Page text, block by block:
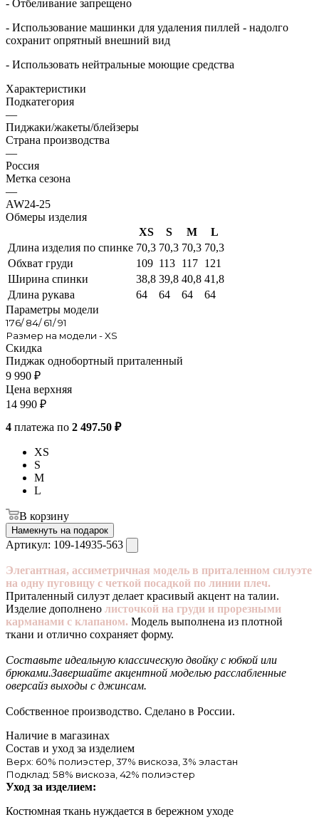
- Отбеливание запрещено
- Использование машинки для удаления пиллей - надолго
сохранит опрятный внешний вид
- Использовать нейтральные моющие средства
Характеристики
Подкатегория
—
Пиджаки/жакеты/блейзеры
Страна производства
—
Россия
Метка сезона
—
AW24-25
Обмеры изделия
XS
S M
L
Длина изделия по спинке 70,3 70,3 70,3 70,3
Обхват груди
109 113 117 121
Ширина спинки
38,8 39,8 40,8 41,8
Длина рукава
64 64 64
64
Параметры модели
176/ 84/ 61/ 91
Размер на модели - XS
Скидка
Пиджак однобортный приталенный
9 990 ₽
Цена верхняя
14 990 ₽
4 платежа по 2 497.50 ₽
XS
S
M
L
В корзину
Намекнуть на подарок
Артикул: 109-14935-563
Элегантная, ассиметричная модель в приталенном силуэте
на одну пуговицу с четкой посадкой по линии плеч.
Приталенный силуэт делает красивый акцент на талии.
Изделие дополнено листочкой на груди и прорезными
карманами с клапаном. Модель выполнена из плотной
ткани и отлично сохраняет форму.
Составьте идеальную классическую двойку с юбкой или
брюками.Завершайте акцентной моделью расслабленные
оверсайз выходы с джинсам.
Собственное производство. Сделано в России.
Наличие в магазинах
Состав и уход за изделием
Верх: 60% полиэстер, 37% вискоза, 3% эластан
Подклад: 58% вискоза, 42% полиэстер
Уход за изделием:
Костюмная ткань нуждается в бережном уходе